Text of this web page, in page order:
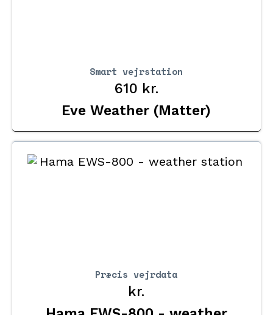
Smart vejrstation
Eve Weather (Matter)
610 kr.
Præcis vejrdata
kr.